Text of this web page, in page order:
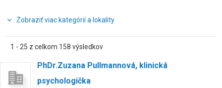
Zobraziť viac kategórií a lokality
1 - 25 z celkom 158 výsledkov
PhDr.Zuzana Pullmannová, klinická
psychologička